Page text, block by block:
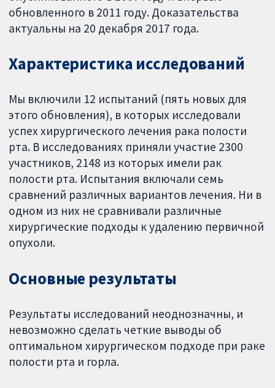
обновленного в 2011 году. Доказательства
актуальны на 20 декабря 2017 года.
Характеристика исследований
Мы включили 12 испытаний (пять новых для
этого обновления), в которых исследовали
успех хирургического лечения рака полости
рта. В исследованиях приняли участие 2300
участников, 2148 из которых имели рак
полости рта. Испытания включали семь
сравнений различных вариантов лечения. Ни в
одном из них не сравнивали различные
хирургические подходы к удалению первичной
опухоли.
Основные результаты
Результаты исследований неоднозначны, и
невозможно сделать четкие выводы об
оптимальном хирургическом подходе при раке
полости рта и горла.